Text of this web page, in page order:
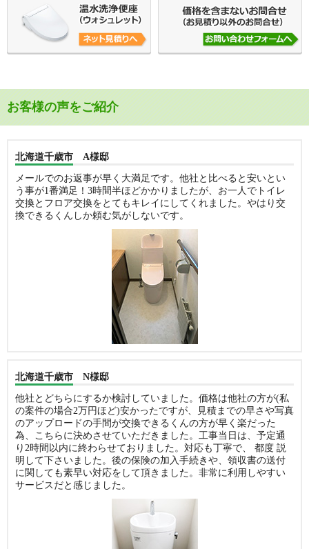
お客様の声をご紹介
北海道千歳市 A様邸
メールでのお返事が早く大満足です。他社と比べると安いとい
う事が1番満足！3時間半ほどかかりましたが、お一人でトイレ
交換とフロア交換をとてもキレイにしてくれました。やはり交
換できるくんしか頼む気がしないです。
北海道千歳市 N様邸
他社とどちらにするか検討していました。価格は他社の方が(私
の案件の場合2万円ほど)安かったですが、見積までの早さや写真
のアップロードの手間が交換できるくんの方が早く楽だった
為、こちらに決めさせていただきました。工事当日は、予定通
り2時間以内に終わらせておりました。対応も丁寧で、 都度 説
明して下さいました。後の保険の加入手続きや、領収書の送付
に関しても素早い対応をして頂きました。非常に利用しやすい
サービスだと感じました。